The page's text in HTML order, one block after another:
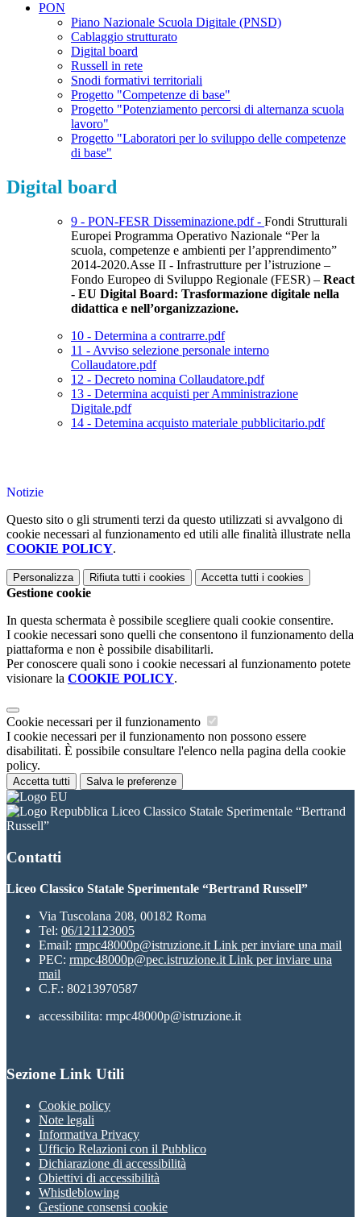
PON
Piano Nazionale Scuola Digitale (PNSD)
Cablaggio strutturato
Digital board
Russell in rete
Snodi formativi territoriali
Progetto "Competenze di base"
Progetto "Potenziamento percorsi di alternanza scuola
lavoro"
Progetto "Laboratori per lo sviluppo delle competenze
di base"
Digital board
9 - PON-FESR Disseminazione.pdf - Fondi Strutturali
Europei Programma Operativo Nazionale “Per la
scuola, competenze e ambienti per l’apprendimento”
2014-2020.Asse II - Infrastrutture per l’istruzione –
Fondo Europeo di Sviluppo Regionale (FESR) – React
- EU Digital Board: Trasformazione digitale nella
didattica e nell’organizzazione.
10 - Determina a contrarre.pdf
11 - Avviso selezione personale interno
Collaudatore.pdf
12 - Decreto nomina Collaudatore.pdf
13 - Determina acquisti per Amministrazione
Digitale.pdf
14 - Detemina acquisto materiale pubblicitario.pdf
Notizie
Questo sito o gli strumenti terzi da questo utilizzati si avvalgono di
cookie necessari al funzionamento ed utili alle finalità illustrate nella
COOKIE POLICY.
Personalizza Rifiuta tutti i cookies Accetta tutti i cookies
Gestione cookie
In questa schermata è possibile scegliere quali cookie consentire.
I cookie necessari sono quelli che consentono il funzionamento della
piattaforma e non è possibile disabilitarli.
Per conoscere quali sono i cookie necessari al funzionamento potete
visionare la COOKIE POLICY.
Cookie necessari per il funzionamento
I cookie necessari per il funzionamento non possono essere
disabilitati. È possibile consultare l'elenco nella pagina della cookie
policy.
Accetta tutti Salva le preferenze
Liceo Classico Statale Sperimentale “Bertrand
Russell”
Contatti
Liceo Classico Statale Sperimentale “Bertrand Russell”
Via Tuscolana 208, 00182 Roma
Tel: 06/121123005
Email: rmpc48000p@istruzione.it Link per inviare una mail
PEC: rmpc48000p@pec.istruzione.it Link per inviare una
mail
C.F.: 80213970587
accessibilita: rmpc48000p@istruzione.it
Sezione Link Utili
Cookie policy
Note legali
Informativa Privacy
Ufficio Relazioni con il Pubblico
Dichiarazione di accessibilità
Obiettivi di accessibilità
Whistleblowing
Gestione consensi cookie